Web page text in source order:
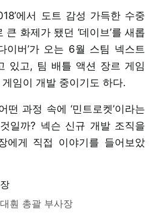
에서 도트 감성 가득한 수중
화제가 됐던 ‘데이브’를 새롭
이버’가 오는 6월 스팀 넥스트
있고, 팀 배틀 액션 장르 게임
게임이 개발 중이기도 하다.
떤 과정 속에 ‘민트로켓’이라는
일까? 넥슨 신규 개발 조직을
에게 직접 이야기를 들어보았
훤 총괄 부사장